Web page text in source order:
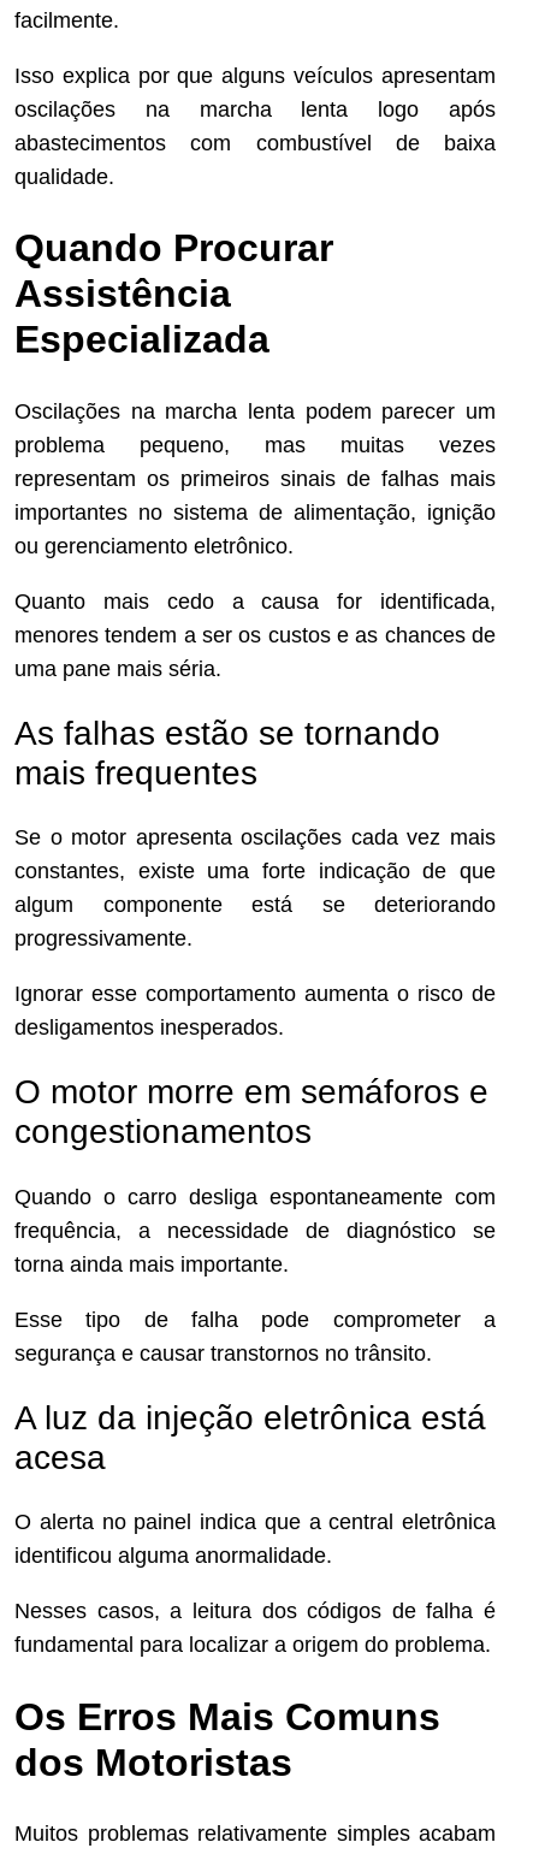
facilmente.
Isso explica por que alguns veículos apresentam
oscilações na marcha lenta logo após
abastecimentos com combustível de baixa
qualidade.
Quando Procurar
Assistência
Especializada
Oscilações na marcha lenta podem parecer um
problema pequeno, mas muitas vezes
representam os primeiros sinais de falhas mais
importantes no sistema de alimentação, ignição
ou gerenciamento eletrônico.
Quanto mais cedo a causa for identificada,
menores tendem a ser os custos e as chances de
uma pane mais séria.
As falhas estão se tornando
mais frequentes
Se o motor apresenta oscilações cada vez mais
constantes, existe uma forte indicação de que
algum componente está se deteriorando
progressivamente.
Ignorar esse comportamento aumenta o risco de
desligamentos inesperados.
O motor morre em semáforos e
congestionamentos
Quando o carro desliga espontaneamente com
frequência, a necessidade de diagnóstico se
torna ainda mais importante.
Esse tipo de falha pode comprometer a
segurança e causar transtornos no trânsito.
A luz da injeção eletrônica está
acesa
O alerta no painel indica que a central eletrônica
identificou alguma anormalidade.
Nesses casos, a leitura dos códigos de falha é
fundamental para localizar a origem do problema.
Os Erros Mais Comuns
dos Motoristas
Muitos problemas relativamente simples acabam